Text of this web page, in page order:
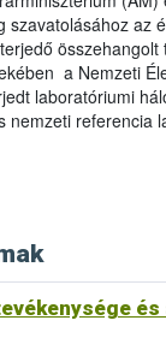
szavatolásához az
a Nemzeti
laboratóriumi
nemzeti referencia